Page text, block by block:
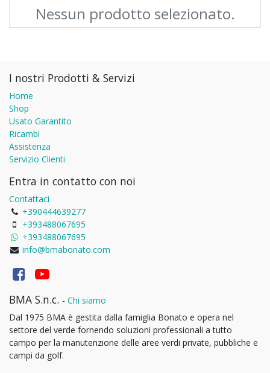
Nessun prodotto selezionato.
I nostri Prodotti & Servizi
Home
Shop
Usato Garantito
Ricambi
Assistenza
Servizio Clienti
Entra in contatto con noi
Contattaci
+390444639277
+393488067695
+393488067695
info@bmabonato.com
BMA S.n.c. - Chi siamo
Dal 1975 BMA è gestita dalla famiglia Bonato e opera nel
settore del verde fornendo soluzioni professionali a tutto
campo per la manutenzione delle aree verdi private, pubbliche e
campi da golf.